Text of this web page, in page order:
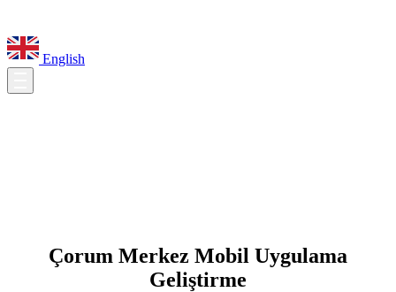
English
Çorum Merkez Mobil Uygulama
Geliştirme